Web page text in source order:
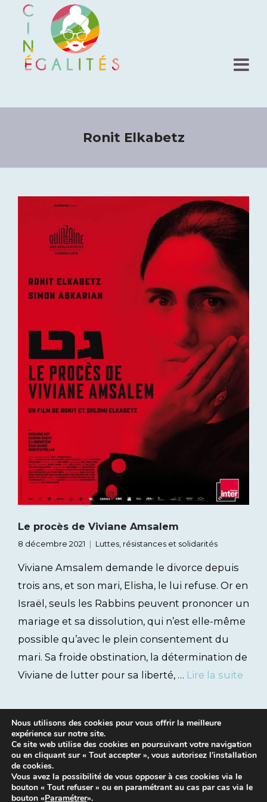
Ronit Elkabetz
Le procès de Viviane Amsalem
8 décembre 2021 Luttes, résistances et solidarités
Viviane Amsalem demande le divorce depuis
trois ans, et son mari, Elisha, le lui refuse. Or en
Israël, seuls les Rabbins peuvent prononcer un
mariage et sa dissolution, qui n’est elle-même
possible qu’avec le plein consentement du
mari. Sa froide obstination, la détermination de
Viviane de lutter pour sa liberté, … Lire la suite
Mentions légales
Nous utilisons des cookies pour vous offrir la meilleure
expérience sur notre site.
Ce site web utilise des cookies en poursuivant votre navigation
ou en cliquant sur « Tout accepter », vous autorisez l’installation
de cookies.
Vous avez la possibilité de vous opposer à ces cookies via le
bouton « Tout refuser » ou en paramétrant au cas par cas via le
bouton «Paramétrer».